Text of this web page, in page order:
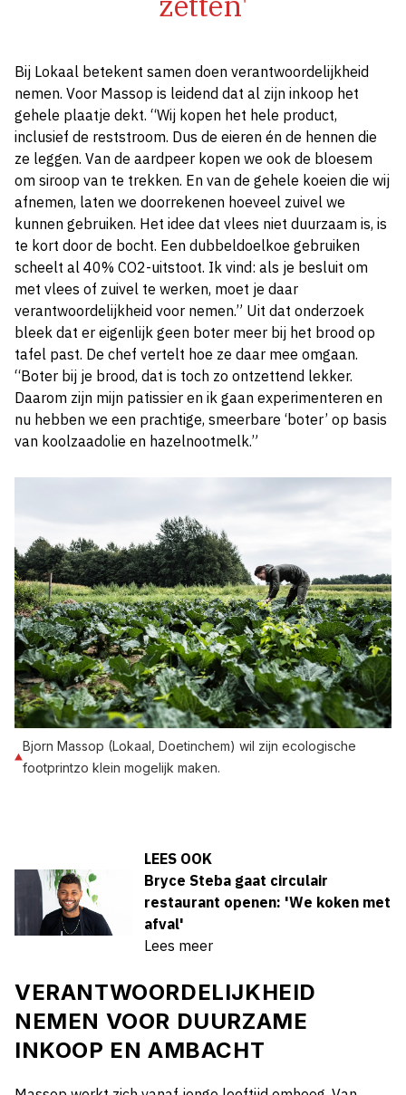
Bij Lokaal betekent samen doen verantwoordelijkheid
nemen. Voor Massop is leidend dat al zijn inkoop het
gehele plaatje dekt. “Wij kopen het hele product,
inclusief de reststroom. Dus de eieren én de hennen die
ze leggen. Van de aardpeer kopen we ook de bloesem
om siroop van te trekken. En van de gehele koeien die wij
afnemen, laten we doorrekenen hoeveel zuivel we
kunnen gebruiken. Het idee dat vlees niet duurzaam is, is
te kort door de bocht. Een dubbeldoelkoe gebruiken
scheelt al 40% CO2-uitstoot. Ik vind: als je besluit om
met vlees of zuivel te werken, moet je daar
verantwoordelijkheid voor nemen.” Uit dat onderzoek
bleek dat er eigenlijk geen boter meer bij het brood op
tafel past. De chef vertelt hoe ze daar mee omgaan.
“Boter bij je brood, dat is toch zo ontzettend lekker.
Daarom zijn mijn patissier en ik gaan experimenteren en
nu hebben we een prachtige, smeerbare ‘boter’ op basis
van koolzaadolie en hazelnootmelk.”
Bjorn Massop (Lokaal, Doetinchem) wil zijn ecologische
footprintzo klein mogelijk maken.
LEES OOK
Bryce Steba gaat circulair
restaurant openen: 'We koken met
afval'
Lees meer
VERANTWOORDELIJKHEID
NEMEN VOOR DUURZAME
INKOOP EN AMBACHT